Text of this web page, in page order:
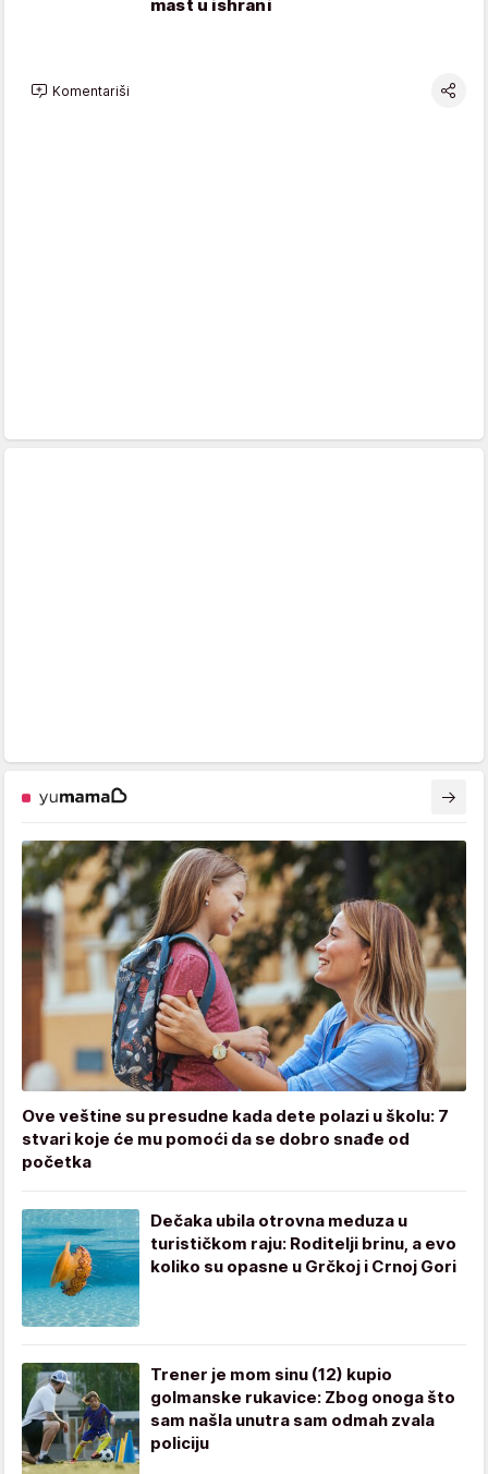
mast u ishrani
Komentariši
Ove veštine su presudne kada dete polazi u školu: 7
stvari koje će mu pomoći da se dobro snađe od
početka
Dečaka ubila otrovna meduza u
turističkom raju: Roditelji brinu, a evo
koliko su opasne u Grčkoj i Crnoj Gori
Trener je mom sinu (12) kupio
golmanske rukavice: Zbog onoga što
sam našla unutra sam odmah zvala
policiju